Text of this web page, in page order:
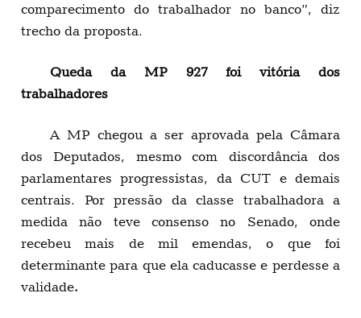
comparecimento do trabalhador no banco”, diz
trecho da proposta.
Queda da MP 927 foi vitória dos
trabalhadores
A MP chegou a ser aprovada pela Câmara
dos Deputados, mesmo com discordância dos
parlamentares progressistas, da CUT e demais
centrais. Por pressão da classe trabalhadora a
medida não teve consenso no Senado, onde
recebeu mais de mil emendas, o que foi
determinante para que ela caducasse e perdesse a
validade.